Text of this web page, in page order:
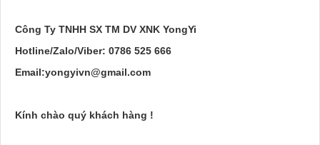
Công Ty TNHH SX TM DV XNK YongYi
Hotline/Zalo/Viber: 0786 525 666
Email:yongyivn@gmail.com
Kính chào quý khách hàng !